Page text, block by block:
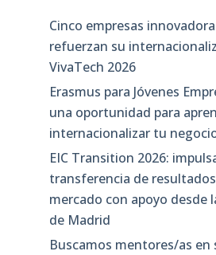
Cinco empresas
refuerzan su
VivaTech 2026
Erasmus para Jóvenes
una oportunidad para
internacionalizar tu
EIC Transition 2026:
transferencia de
mercado con apoyo desde
de Madrid
Buscamos mentores/as